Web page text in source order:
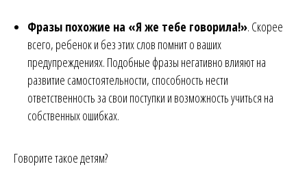
Фразы похожие на «Я же тебе говорила!». Скорее
всего, ребенок и без этих слов помнит о ваших
предупреждениях. Подобные фразы негативно влияют на
развитие самостоятельности, способность нести
ответственность за свои поступки и возможность учиться на
собственных ошибках.
Говорите такое детям?